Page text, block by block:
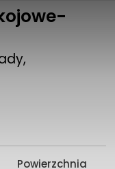
Powierzchnia